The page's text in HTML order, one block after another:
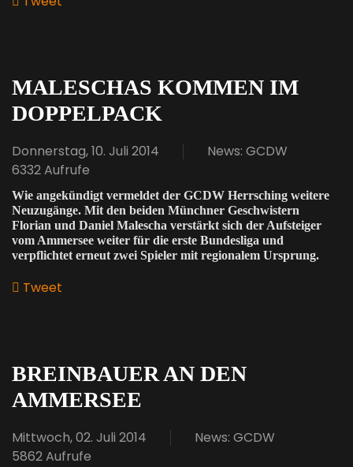
MALESCHAS KOMMEN IM
DOPPELPACK
Donnerstag, 10. Juli 2014
News: GCDW
6332 Aufrufe
Wie angekündigt vermeldet der GCDW Herrsching weitere
Neuzugänge. Mit den beiden Münchner Geschwistern
Florian und Daniel Malescha verstärkt sich der Aufsteiger
vom Ammersee weiter für die erste Bundesliga und
verpflichtet erneut zwei Spieler mit regionalem Ursprung.
Tweet
BREINBAUER AN DEN
AMMERSEE
Mittwoch, 02. Juli 2014
News: GCDW
5862 Aufrufe